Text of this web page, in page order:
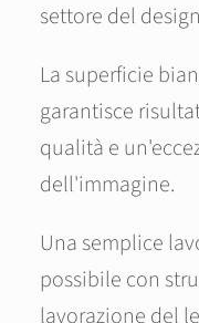
settore del
La superficie
garantisce
qualità e
dell'immagine.
Una semplice
possibile con
lavorazione del